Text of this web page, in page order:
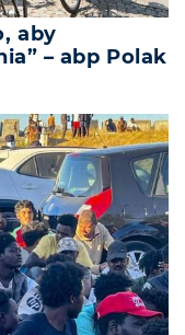
aby
– abp Polak